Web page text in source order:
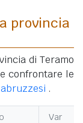
provincia
di Teramo
confrontare le
.
Var